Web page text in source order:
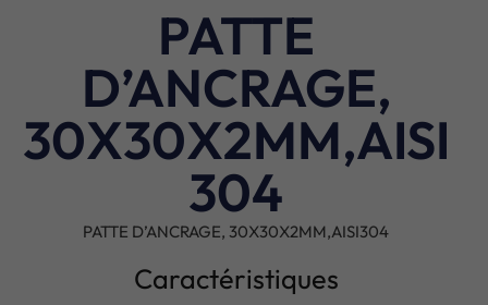
PATTE
D’ANCRAGE,
30X30X2MM,AISI
304
PATTE D’ANCRAGE, 30X30X2MM,AISI304
Caractéristiques